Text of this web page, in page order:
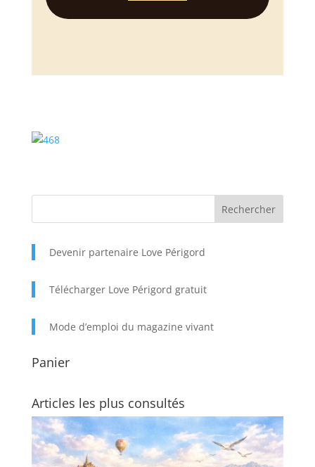
Devenir partenaire Love Périgord
Télécharger Love Périgord gratuit
Mode d’emploi du magazine vivant
Panier
Articles les plus consultés